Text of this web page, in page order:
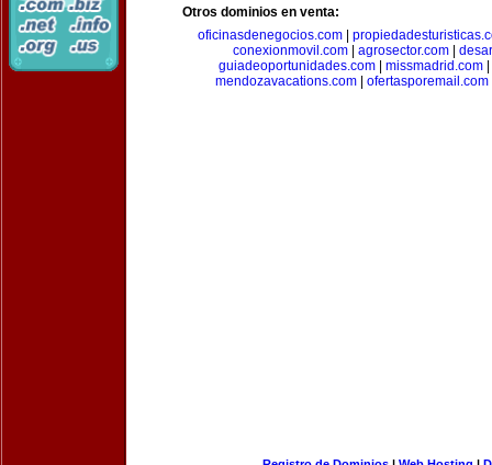
Otros dominios en venta:
oficinasdenegocios.com
conexionmovil.com
agrosector.com
guiadeoportunidades.com| missmadrid.com|
mendozavacations.com
ofertasporemail.com